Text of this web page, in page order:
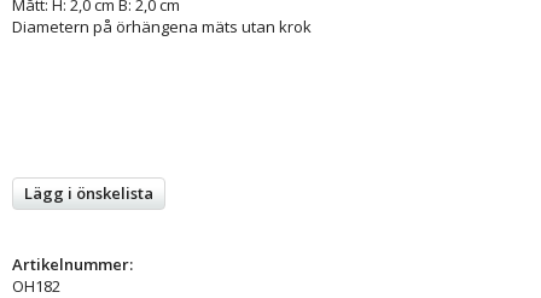
Diametern på örhängena mäts utan krok
Lägg i önskelista
Artikelnummer:
OH182